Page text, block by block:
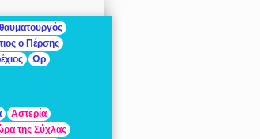
ο Πέρσης
Ωρ
Αστερία
της Σύχλας